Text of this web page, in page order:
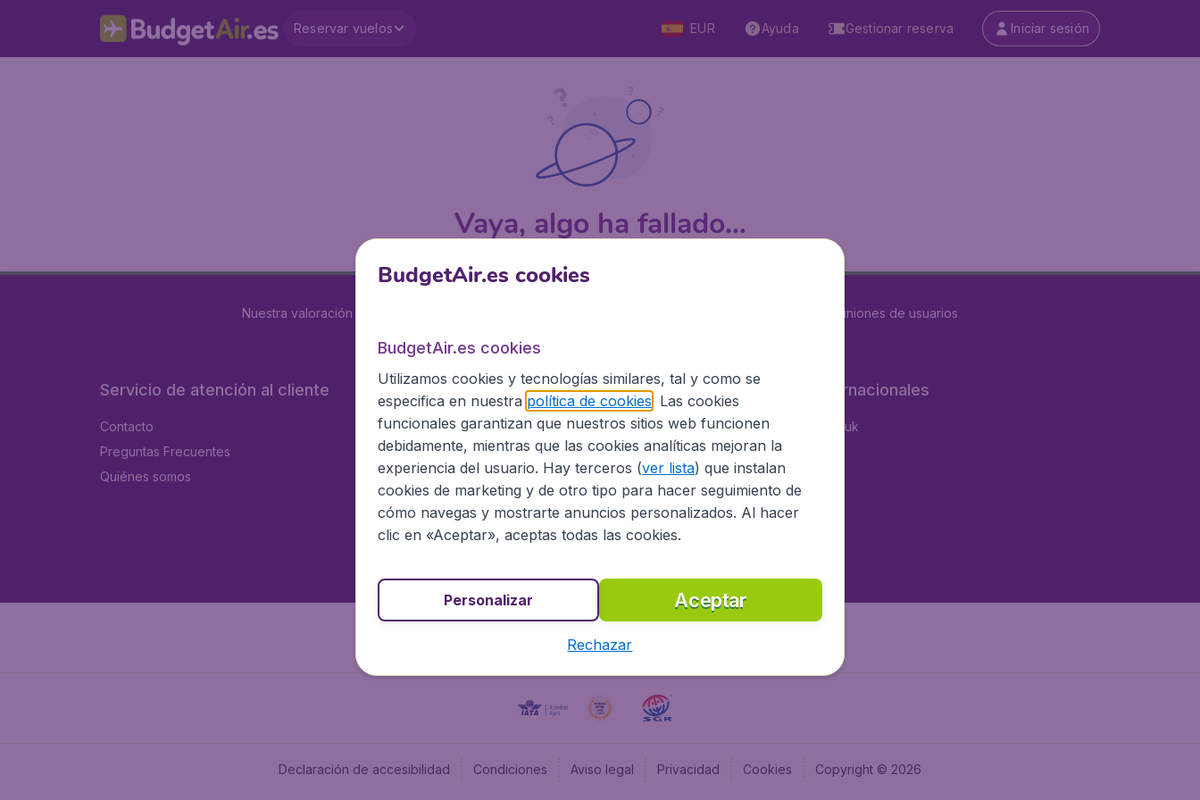
Reservar vuelos EUR Ayuda Gestionar reserva Iniciar sesión
Vaya, algo ha fallado...
Nuestra valoración es opiniones de usuarios
Servicio de atención al cliente
Contacto
Preguntas Frecuentes
Quiénes somos
BudgetAir.es
Programa afiliados
Información Legal
Oportunidades profesionales
Sitios internacionales
BudgetAir.co.uk
Flugladen.de
BudgetAir.fr
Declaración de accesibilidad Condiciones Aviso legal Privacidad Cookies Copyright © 2026
BudgetAir.es cookies
BudgetAir.es cookies
Utilizamos cookies y tecnologías similares, tal y como se
especifica en nuestra política de cookies . Las cookies
funcionales garantizan que nuestros sitios web funcionen
debidamente, mientras que las cookies analíticas mejoran la
experiencia del usuario. Hay terceros (ver lista) que instalan
cookies de marketing y de otro tipo para hacer seguimiento de
cómo navegas y mostrarte anuncios personalizados. Al hacer
clic en «Aceptar», aceptas todas las cookies.
Aceptar
Personalizar
Rechazar